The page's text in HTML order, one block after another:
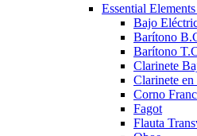
Essential
Bajo
Barítono
Barítono
Clarinete
Clarinete
Corno
Fagot
Flauta